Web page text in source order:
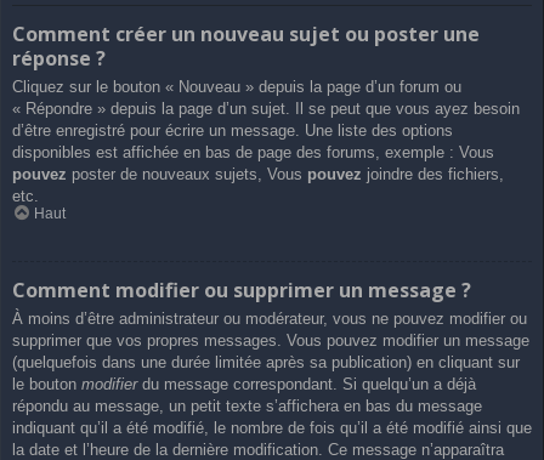
Comment créer un nouveau sujet ou poster une
réponse ?
Cliquez sur le bouton « Nouveau » depuis la page d’un forum ou
« Répondre » depuis la page d’un sujet. Il se peut que vous ayez besoin
d’être enregistré pour écrire un message. Une liste des options
disponibles est affichée en bas de page des forums, exemple : Vous
pouvez poster de nouveaux sujets, Vous pouvez joindre des fichiers,
etc.
Haut
Comment modifier ou supprimer un message ?
À moins d’être administrateur ou modérateur, vous ne pouvez modifier ou
supprimer que vos propres messages. Vous pouvez modifier un message
(quelquefois dans une durée limitée après sa publication) en cliquant sur
le bouton modifierdu message correspondant. Si quelqu’un a déjà
répondu au message, un petit texte s’affichera en bas du message
indiquant qu’il a été modifié, le nombre de fois qu’il a été modifié ainsi que
la date et l’heure de la dernière modification. Ce message n’apparaîtra